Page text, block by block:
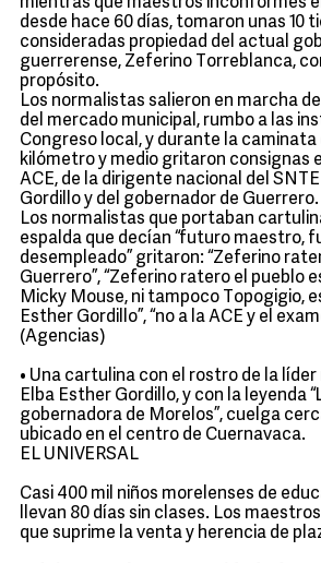
desde hace 60 días, tomaron unas 10
consideradas propiedad del actual
guerrerense, Zeferino Torreblanca,
propósito.
Los normalistas salieron en marcha
del mercado municipal, rumbo a las
Congreso local, y durante la caminata
kilómetro y medio gritaron consignas
ACE, de la dirigente nacional del
Gordillo y del gobernador de Guerrero.
Los normalistas que portaban
espalda que decían “futuro maestro,
desempleado” gritaron: “Zeferino
Guerrero”, “Zeferino ratero el pueblo
Micky Mouse, ni tampoco Topogigio,
Esther Gordillo”, “no a la ACE y el
(Agencias)
• Una cartulina con el rostro de la
Elba Esther Gordillo, y con la leyenda
gobernadora de Morelos”, cuelga
ubicado en el centro de Cuernavaca.
EL UNIVERSAL
Casi 400 mil niños morelenses de
llevan 80 días sin clases. Los
que suprime la venta y herencia de